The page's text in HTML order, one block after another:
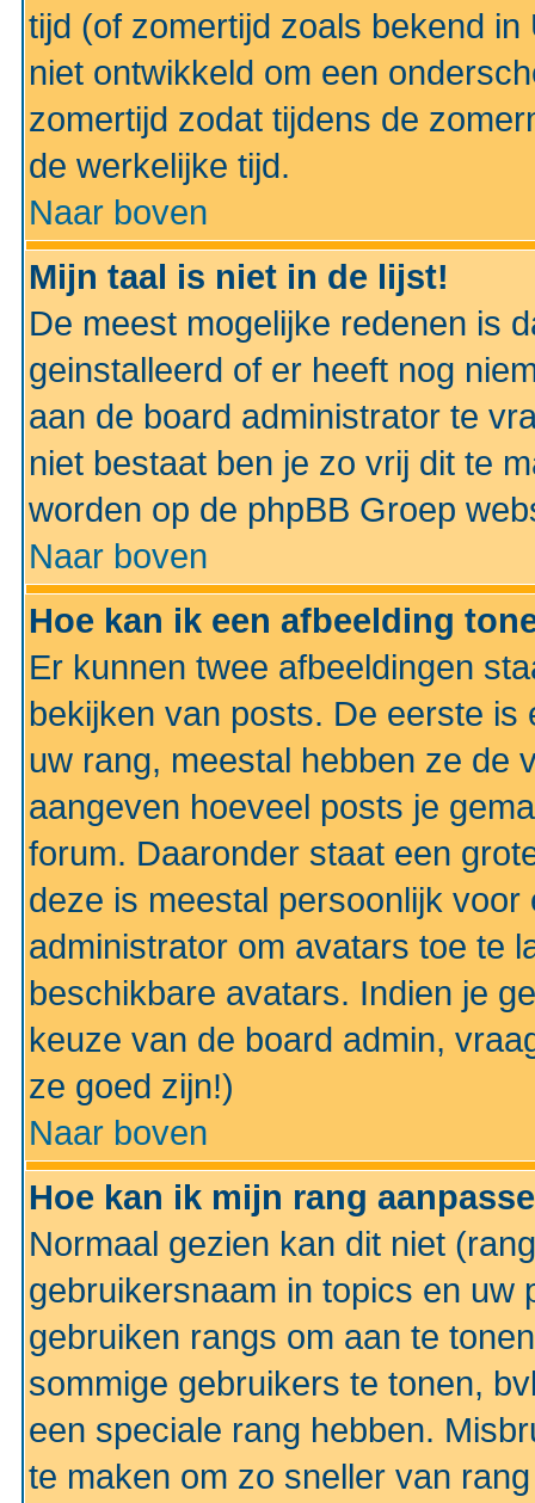
tijd (of zomertijd zoals bekend
niet ontwikkeld om een
zomertijd zodat tijdens de
de werkelijke tijd.
Naar boven
Mijn taal is niet in de lijst!
De meest mogelijke redenen is
geinstalleerd of er heeft nog
aan de board administrator te
niet bestaat ben je zo vrij dit te
worden op de phpBB Groep
Naar boven
Hoe kan ik een afbeelding
Er kunnen twee afbeeldingen
bekijken van posts. De eerste
uw rang, meestal hebben ze de
aangeven hoeveel posts je
forum. Daaronder staat een
deze is meestal persoonlijk
administrator om avatars toe te
beschikbare avatars. Indien je
keuze van de board admin,
ze goed zijn!)
Naar boven
Hoe kan ik mijn rang
Normaal gezien kan dit niet
gebruikersnaam in topics en uw
gebruiken rangs om aan te
sommige gebruikers te tonen,
een speciale rang hebben.
te maken om zo sneller van